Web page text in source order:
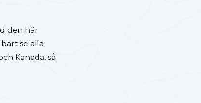
den här
se alla
Kanada, så